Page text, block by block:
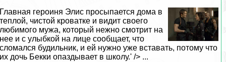
Главная героиня Элис просыпается дома в
теплой, чистой кроватке и видит своего
любимого мужа, который нежно смотрит на
нее и с улыбкой на лице сообщает, что
сломался будильник, и ей нужно уже вставать, потому что
их дочь Бекки опаздывает в школу.' /> ...